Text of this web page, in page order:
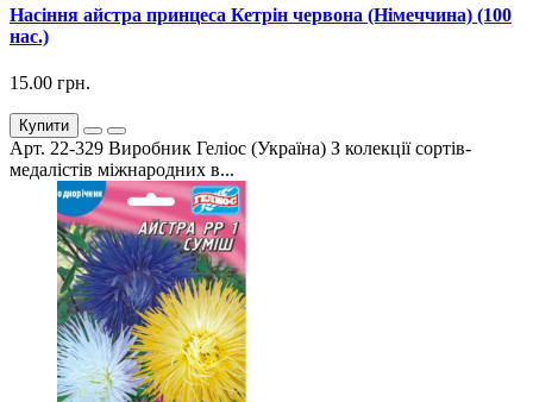
Насіння айстра принцеса Кетрін червона (Німеччина) (100
нас.)
15.00 грн.
Купити
Арт. 22-329 Виробник Геліос (Україна) З колекції сортів-
медалістів міжнародних в...